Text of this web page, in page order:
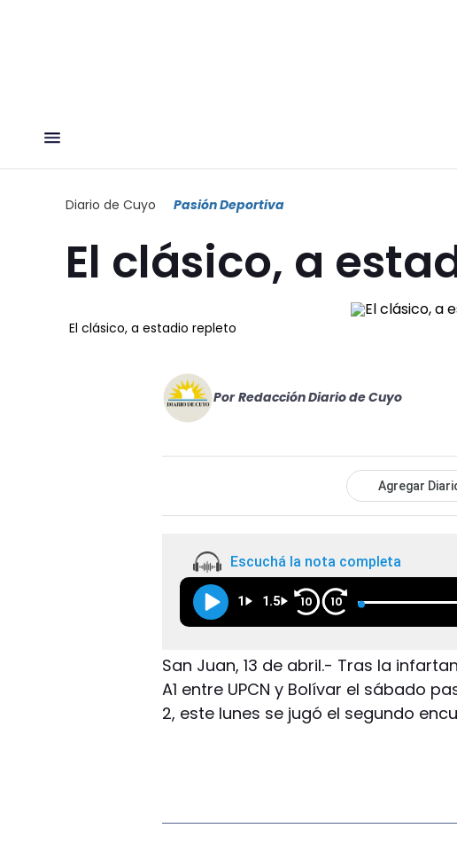
Diario de Cuyo Pasión Deportiva
El clásico, a
El clásico, a estadio repleto
Por Redacción Diario de Cuyo
Agregar
Escuchá la nota completa
1 1.5 10 10
San Juan, 13 de abril.- Tras la
A1 entre UPCN y Bolívar el sábado
2, este lunes se jugó el segundo